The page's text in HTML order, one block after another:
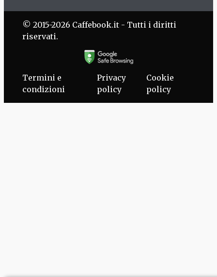
© 2015-2026 Caffebook.it - Tutti i diritti
riservati.
Termini e
condizioni
Privacy
policy
Cookie
policy